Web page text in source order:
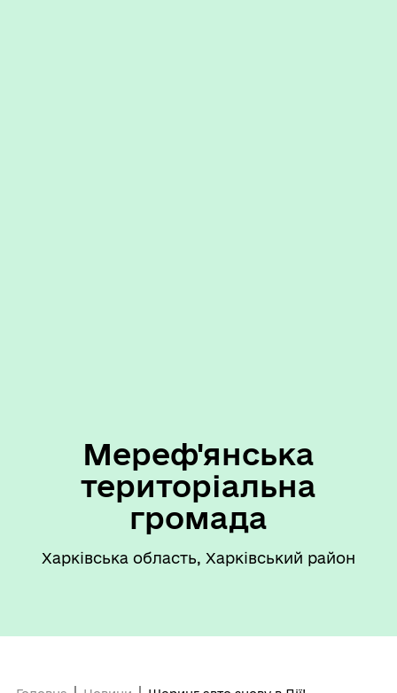
Мереф'янська
територіальна
громада
Харківська область, Харківський район